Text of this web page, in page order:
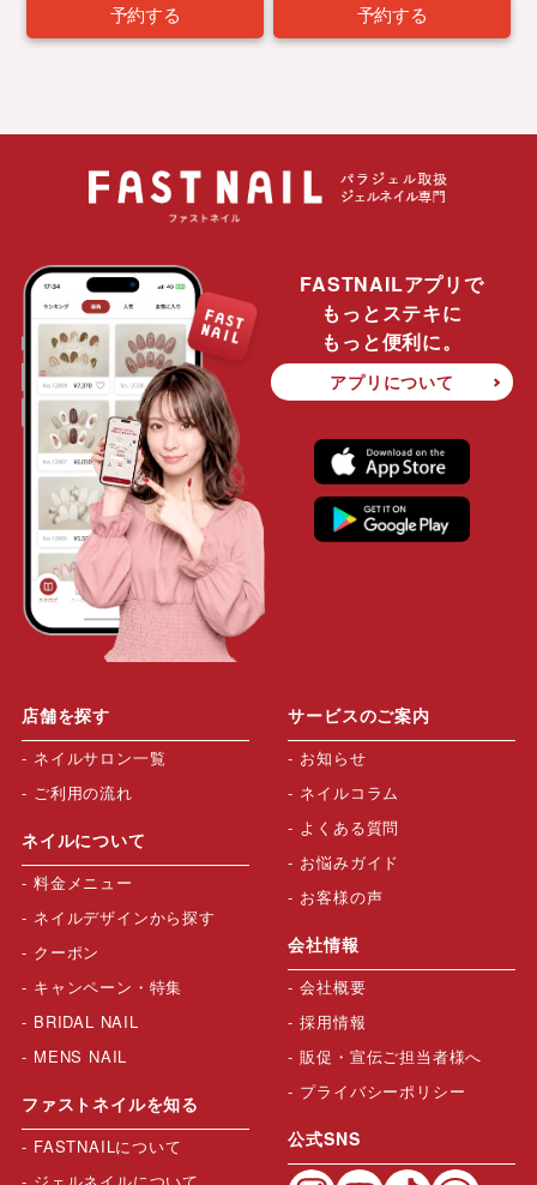
予約する 予約する
FASTNAILアプリで
もっとステキに
もっと便利に。
アプリについて
店舗を探す
ネイルサロン一覧
ご利用の流れ
ネイルについて
料金メニュー
ネイルデザインから探す
クーポン
キャンペーン・特集
BRIDAL NAIL
MENS NAIL
ファストネイルを知る
FASTNAILについて
ジェルネイルについて
サービスのご案内
お知らせ
ネイルコラム
よくある質問
お悩みガイド
お客様の声
会社情報
会社概要
採用情報
販促・宣伝ご担当者様へ
プライバシーポリシー
公式SNS